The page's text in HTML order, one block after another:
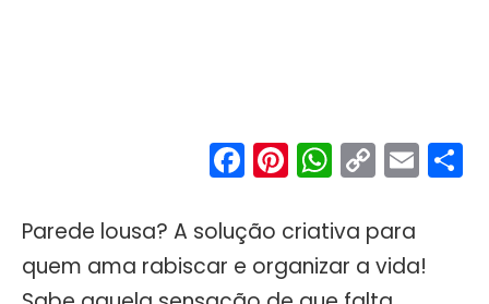
Facebook
Pinterest
Copy
Link
Parede lousa? A solução criativa para
quem ama rabiscar e organizar a vida!